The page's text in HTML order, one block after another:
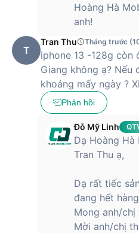
Hoàng Hà
anh!
T
Tran Thu Tháng trước
iphone 13 -128g còn
Giang không ạ? Nếu
khoảng mấy ngày ?
Phản hồi
Đỗ Mỹ Linh
Dạ Hoàng
Tran Thu ạ,
Dạ rất tiếc
đang hết
Mong anh/chị
Mời anh/chị